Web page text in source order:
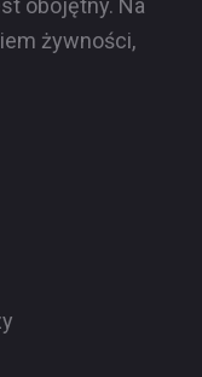
obojętny. Na
żywności,